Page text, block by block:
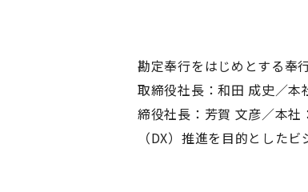
勘定奉行をはじめとする奉
取締役社長：和田 成史／
締役社長：芳賀 文彦／本
（DX）推進を目的とした